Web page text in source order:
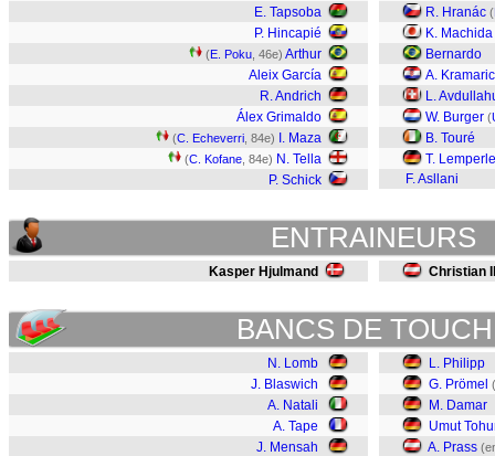
E. Tapsoba
P. Hincapié
(E. Poku , 46e) Arthur
Aleix García
R. Andrich
Álex Grimaldo
(C. Echeverri , 84e) I. Maza
(C. Kofane , 84e) N. Tella
P. Schick
R. Hranác (
K. Machida
Bernardo
A. Kramaric
L.
W. Burger (
B. Touré
T. Lemperle
F. Asllani
ENTRAINEURS
Kasper Hjulmand Christian
BANCS DE
N. Lomb
J. Blaswich
A. Natali
A. Tape
J. Mensah
L. Philipp
G. Prömel
M. Damar
Umut
A. Prass